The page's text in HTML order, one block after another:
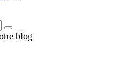
blog